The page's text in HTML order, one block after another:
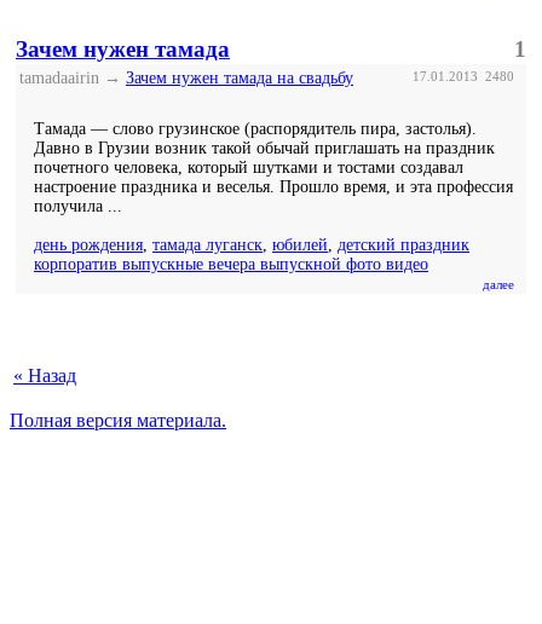
Зачем нужен тамада 1
tamadaairin → Зачем нужен тамада на свадьбу 17.01.2013 2480
Тамада — слово грузинское (распорядитель пира, застолья).
Давно в Грузии возник такой обычай приглашать на праздник
почетного человека, который шутками и тостами создавал
настроение праздника и веселья. Прошло время, и эта профессия
получила ...
день рождения тамада луганск юбилей
детский праздник
корпоратив выпускные вечера выпускной фото видео
далее
« Назад
Полная версия материала.